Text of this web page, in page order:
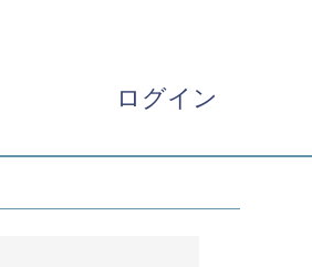
ログイン